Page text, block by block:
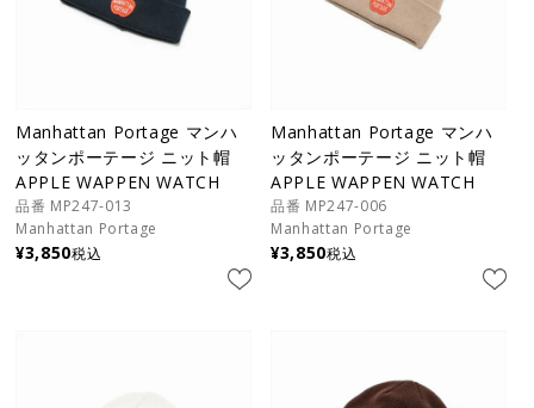
Manhattan Portage マンハ
ッタンポーテージ ニット帽
APPLE WAPPEN WATCH
品番 MP247-013
Manhattan Portage
¥3,850税込
Manhattan Portage マンハ
ッタンポーテージ ニット帽
APPLE WAPPEN WATCH
品番 MP247-006
Manhattan Portage
¥3,850税込